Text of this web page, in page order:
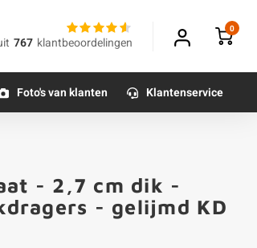
767 klantbeoordelingen
0
Foto's van klanten Klantenservice
- 2,7 cm dik -
- gelijmd KD